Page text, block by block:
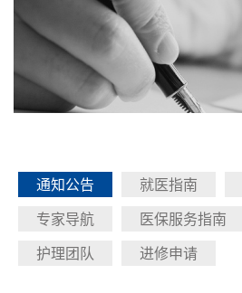
通知公告 就医指南
专家导航
医保服务指南
护理团队
进修申请